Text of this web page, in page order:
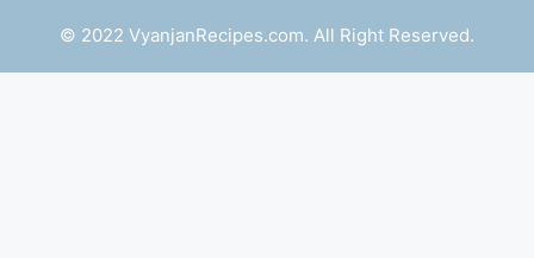
© 2022 VyanjanRecipes.com. All Right Reserved.